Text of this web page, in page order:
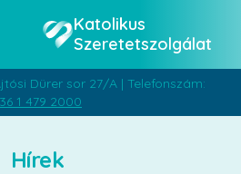
Katolikus
Szeretetszolgálat
Dürer sor 27/A | Telefonszám:
1 479 2000
Hírek